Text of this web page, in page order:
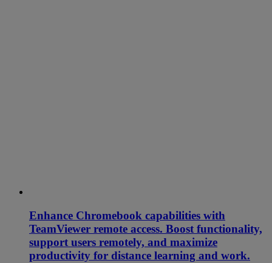
Enhance Chromebook capabilities with
TeamViewer remote access. Boost functionality,
support users remotely, and maximize
productivity for distance learning and work.